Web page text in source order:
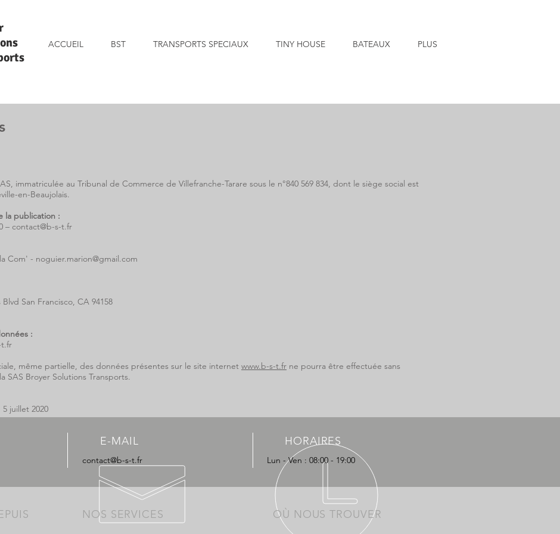
ACCUEIL BST TRANSPORTS SPECIAUX TINY HOUSE BATEAUX PLUS
, immatriculée au Tribunal de Commerce de Villefranche-Tarare sous le n°840 569 834, dont le siège social est
en-Beaujolais.
la publication :
– contact@b-s-t.fr
Com' - noguier.marion@gmail.com
San Francisco, CA 94158
:
t.fr
même partielle, des données présentes sur le site internet www.b-s-t.fr ne pourra être effectuée sans
SAS Broyer Solutions Transports.
juillet 2020
E-MAIL
contact@b-s-t.fr
HORAIRES
Lun - Ven : 08:00 - 19:00
NOS SERVICES OÙ NOUS TROUVER